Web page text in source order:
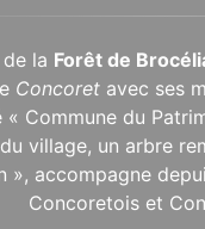
la Forêt de
Concoret avec ses
« Commune du
du village, un arbre
», accompagne
Concoretois et